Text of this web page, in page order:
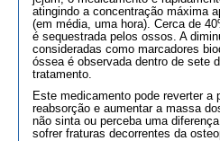
atingindo a concentração máxima
(em média, uma hora). Cerca de
é sequestrada pelos ossos. A
consideradas como marcadores
óssea é observada dentro de sete
tratamento.
Este medicamento pode reverter a
reabsorção e aumentar a massa
não sinta ou perceba uma
sofrer fraturas decorrentes da